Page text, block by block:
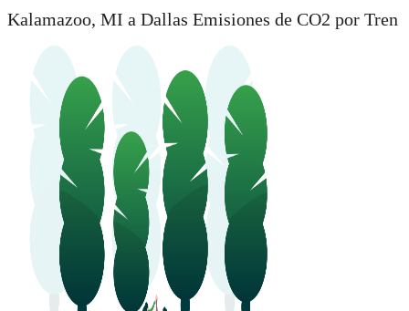
Kalamazoo, MI a Dallas Emisiones de CO2 por Tren